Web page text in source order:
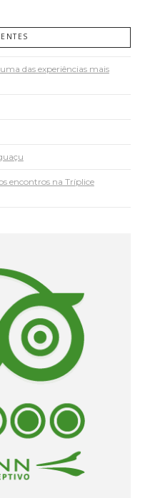
das experiências mais
encontros na Tríplice